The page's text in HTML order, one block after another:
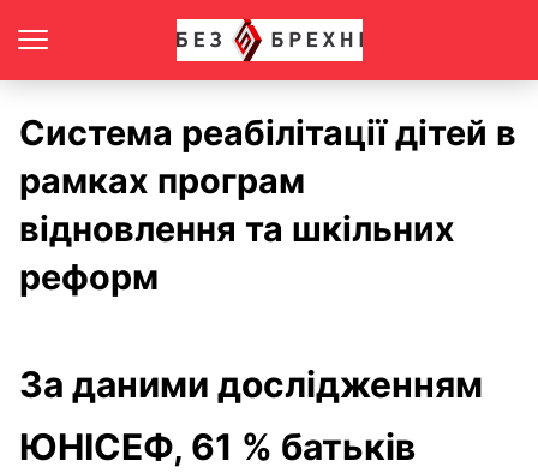
Система реабілітації дітей в
рамках програм
відновлення та шкільних
реформ
За даними дослідженням
ЮНІСЕФ, 61 % батьків